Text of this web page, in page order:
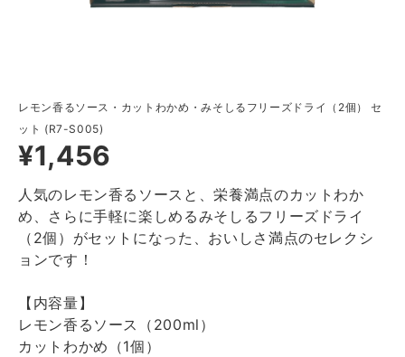
レモン香るソース・カットわかめ・みそしるフリーズドライ（2個） セ
ット (R7-S005)
¥1,456
人気のレモン香るソースと、栄養満点のカットわか
め、さらに手軽に楽しめるみそしるフリーズドライ
（2個）がセットになった、おいしさ満点のセレクシ
ョンです！
【内容量】
レモン香るソース（200ml）
カットわかめ（1個）